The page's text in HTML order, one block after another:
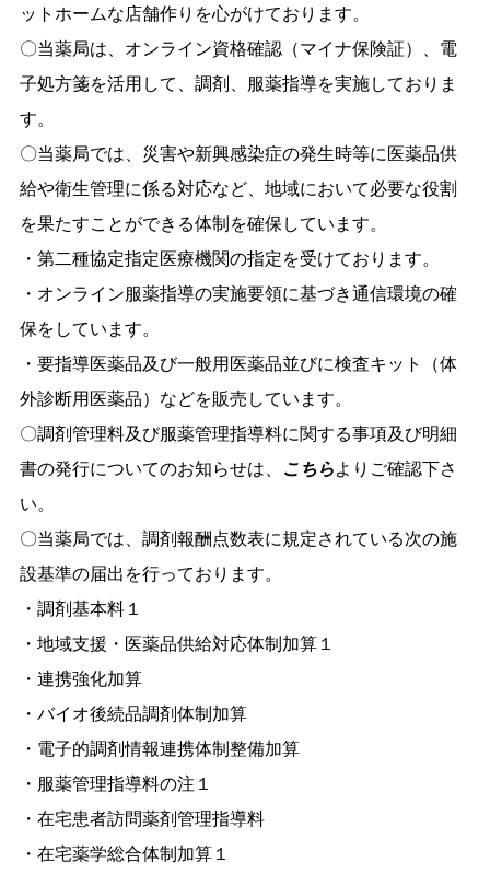
ットホームな店舗作りを心がけております。
〇当薬局は、オンライン資格確認（マイナ保険証）、電
子処方箋を活用して、調剤、服薬指導を実施しておりま
す。
〇当薬局では、災害や新興感染症の発生時等に医薬品供
給や衛生管理に係る対応など、地域において必要な役割
を果たすことができる体制を確保しています。
・第二種協定指定医療機関の指定を受けております。
・オンライン服薬指導の実施要領に基づき通信環境の確
保をしています。
・要指導医薬品及び一般用医薬品並びに検査キット（体
外診断用医薬品）などを販売しています。
〇調剤管理料及び服薬管理指導料に関する事項及び明細
書の発行についてのお知らせは、
こちらよりご確認下さ
い。
〇当薬局では、調剤報酬点数表に規定されている次の施
設基準の届出を行っております。
・調剤基本料１
・地域支援・医薬品供給対応体制加算１
・連携強化加算
・バイオ後続品調剤体制加算
・電子的調剤情報連携体制整備加算
・服薬管理指導料の注１
・在宅患者訪問薬剤管理指導料
・在宅薬学総合体制加算１